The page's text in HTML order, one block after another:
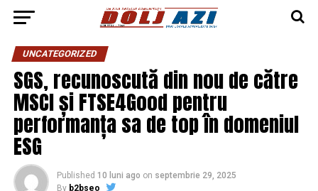
UNCATEGORIZED
SGS, recunoscută din nou de către
MSCI și FTSE4Good pentru
performanța sa de top în domeniul
ESG
Published 10 luni ago on septembrie 29, 2025
By b2bseo